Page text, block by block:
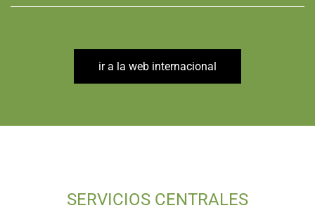
ir a la web internacional
SERVICIOS CENTRALES